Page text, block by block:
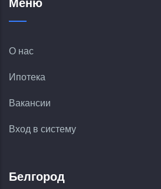
Меню
О нас
Ипотека
Вакансии
Вход в систему
Белгород